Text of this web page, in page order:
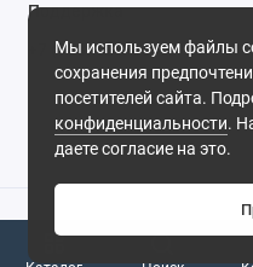
Мы используем файлы
сохранения
посетителей сайта.
конфиденциальности.
даете согласие на это.
Поддержка
+7 (978) 586-46-46
ПН-ПТ: 9:00 - 18:00
Суббота: 9:00 - 17:00
Воскресенье: выходной
Симферополь, ул. Маршала